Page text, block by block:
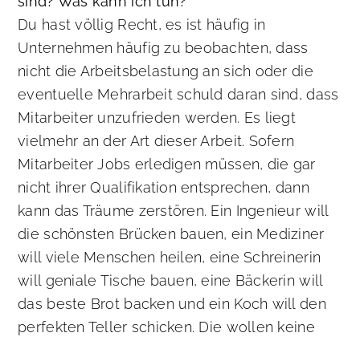
Du hast völlig Recht, es ist häufig in
Unternehmen häufig zu beobachten, dass
nicht die Arbeitsbelastung an sich oder die
eventuelle Mehrarbeit schuld daran sind, dass
Mitarbeiter unzufrieden werden. Es liegt
vielmehr an der Art dieser Arbeit. Sofern
Mitarbeiter Jobs erledigen müssen, die gar
nicht ihrer Qualifikation entsprechen, dann
kann das Träume zerstören. Ein Ingenieur will
die schönsten Brücken bauen, ein Mediziner
will viele Menschen heilen, eine Schreinerin
will geniale Tische bauen, eine Bäckerin will
das beste Brot backen und ein Koch will den
perfekten Teller schicken. Die wollen keine